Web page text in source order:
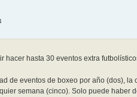
hacer hasta 30 eventos extra
de eventos de boxeo por año (dos),
semana (cinco). Solo puede haber